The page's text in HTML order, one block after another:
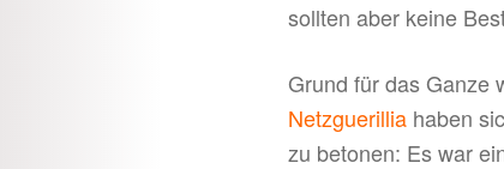
sollten aber keine
Grund für das Ganze
Netzguerillia haben
zu betonen: Es war